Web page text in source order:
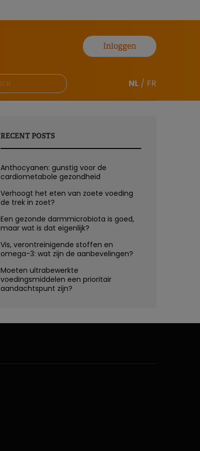
Inloggen
NL / FR
RECENT POSTS
Anthocyanen: gunstig voor de
cardiometabole gezondheid
Verhoogt het eten van zoete voeding
de trek in zoet?
Een gezonde darmmicrobiota is goed,
maar wat is dat eigenlijk?
Vis, verontreinigende stoffen en
omega-3: wat zijn de aanbevelingen?
Moeten ultrabewerkte
voedingsmiddelen een prioritair
aandachtspunt zijn?